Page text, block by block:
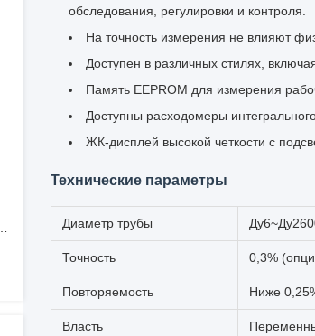
обследования, регулировки и контроля.
На точность измерения не влияют
Доступен в различных стилях,
Память EEPROM для измерения
Доступны расходомеры
ЖК-дисплей высокой четкости с
Технические параметры
Диаметр трубы
Точность 0,3%
Повторяемость Ниже
Власть